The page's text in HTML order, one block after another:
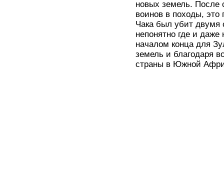
новых земель. После
воинов в походы, это
Чака был убит двумя
непонятно где и
началом конца для
земель и благодаря
страны в Южной